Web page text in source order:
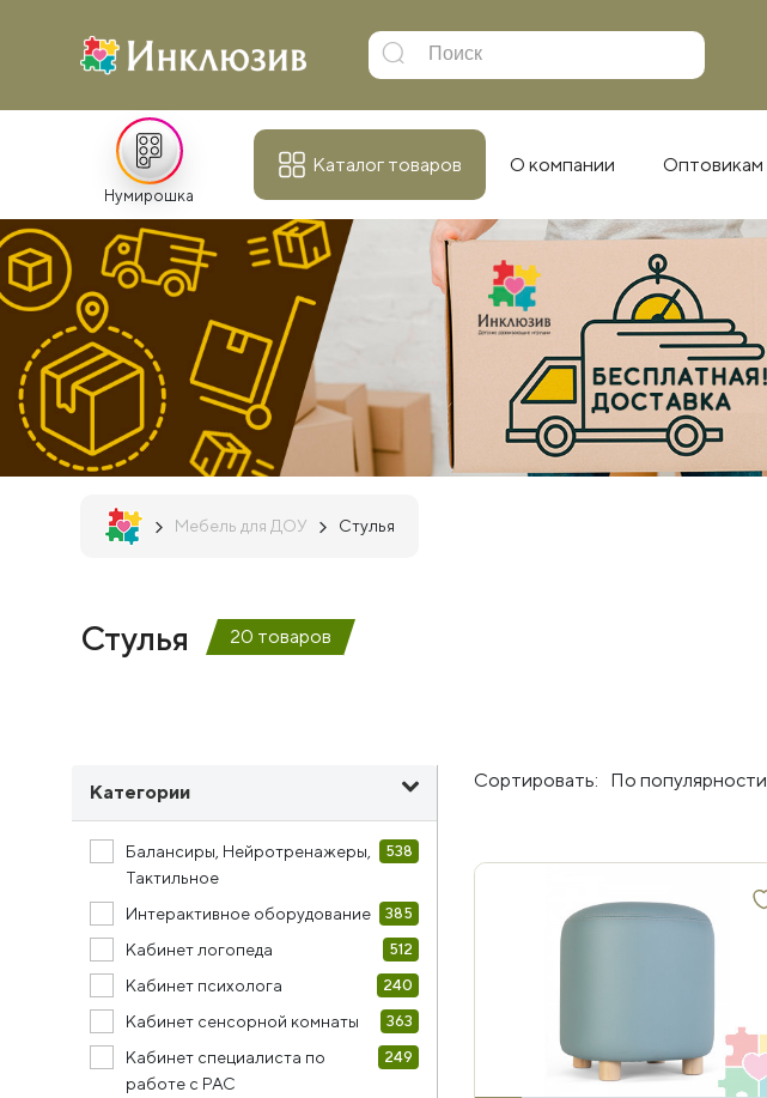
Нумирошка
Каталог товаров О компании Оптовикам
Мебель для ДОУ Стулья
Стулья 20 товаров
Категории
Балансиры, Нейротренажеры,
Тактильное
538
Интерактивное оборудование 385
Кабинет логопеда 512
Кабинет психолога 240
Кабинет сенсорной комнаты 363
Кабинет специалиста по
работе с РАС
249
Сортировать: По популярности